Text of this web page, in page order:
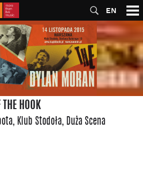
EN
HOOK
, Klub Stodoła, Duża Scena